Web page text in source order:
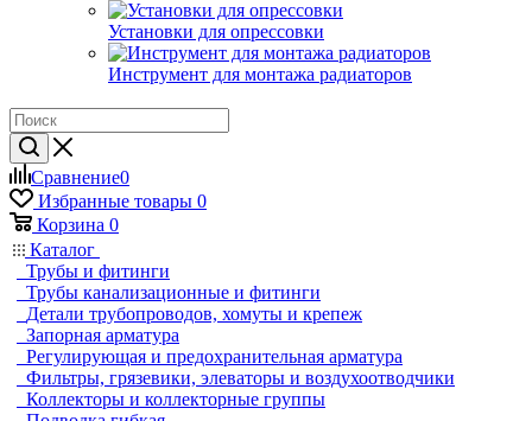
Установки для опрессовки
Инструмент для монтажа радиаторов
Сравнение0
Избранные товары 0
Корзина 0
Каталог
Трубы и фитинги
Трубы канализационные и фитинги
Детали трубопроводов, хомуты и крепеж
Запорная арматура
Регулирующая и предохранительная арматура
Фильтры, грязевики, элеваторы и воздухоотводчики
Коллекторы и коллекторные группы